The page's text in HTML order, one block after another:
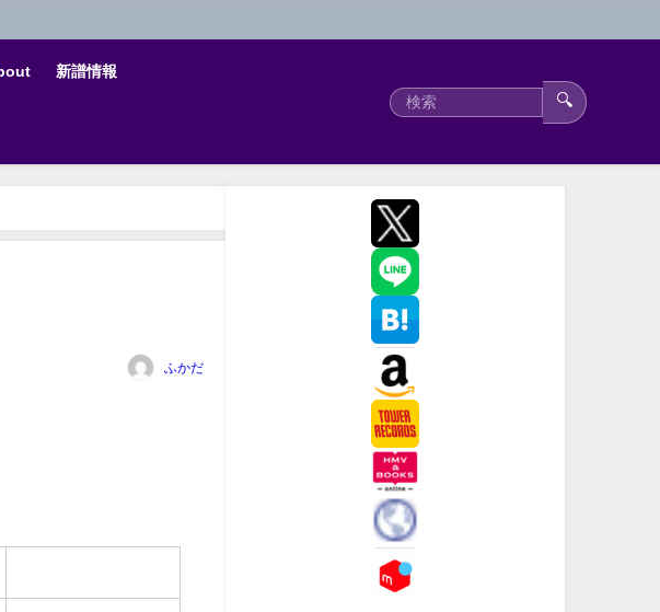
新譜情報
🔍
ふかだ